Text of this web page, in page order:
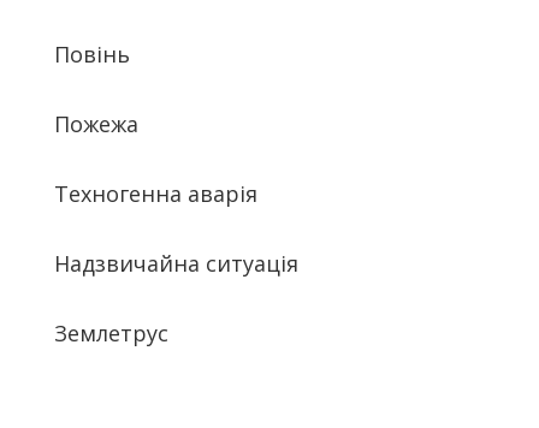
Повінь
Пожежа
Техногенна аварія
Надзвичайна ситуація
Землетрус